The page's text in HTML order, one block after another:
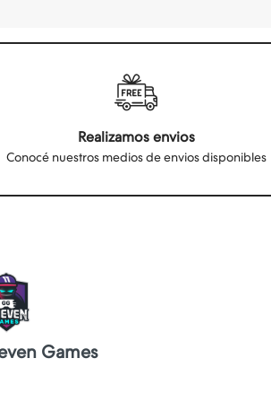
Realizamos envios
Conocé nuestros medios de envios disponibles
Games